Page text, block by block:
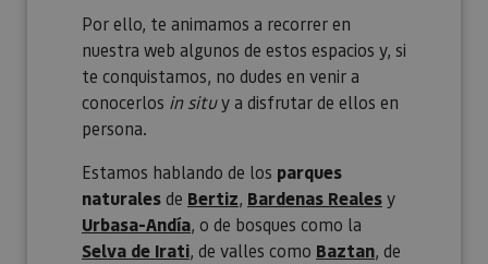
Por ello, te animamos a recorrer en
nuestra web algunos de estos espacios y, si
te conquistamos, no dudes en venir a
conocerlos in situy a disfrutar de ellos en
persona.
Estamos hablando de los parques
naturalesde Bertiz, Bardenas Realesy
Urbasa-Andía, o de bosques como la
Selva de Irati, de valles como Baztan, de